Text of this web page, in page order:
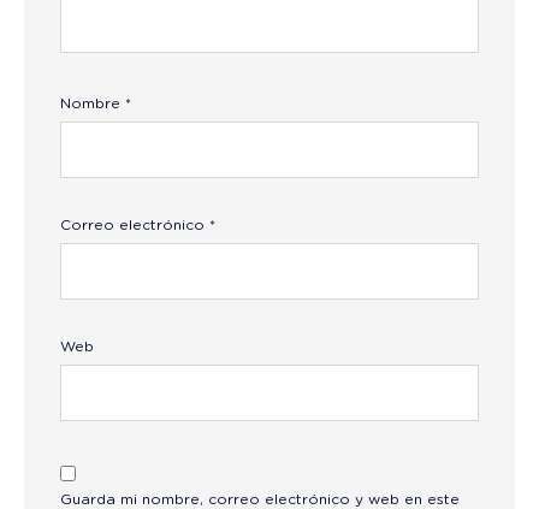
Nombre *
Correo electrónico *
Web
Guarda mi nombre, correo electrónico y web en este